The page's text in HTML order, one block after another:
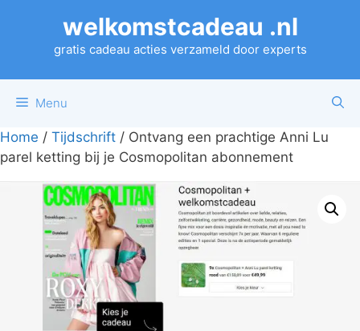
welkomstcadeau .nl
gratis cadeau acties verzameld door experts
Menu
Home / Tijdschrift / Ontvang een prachtige Anni Lu
parel ketting bij je Cosmopolitan abonnement